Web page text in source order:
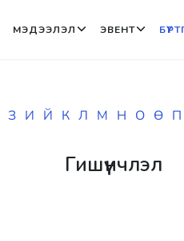
МЭДЭЭЛЭЛ ЭВЕНТ
З И Й К Л М Н О Ө П
Гишүүнчлэл